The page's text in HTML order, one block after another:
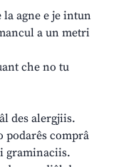
la agne e je intun
a un metri
che no tu
des alergjiis.
podarês comprâ
graminaciis.